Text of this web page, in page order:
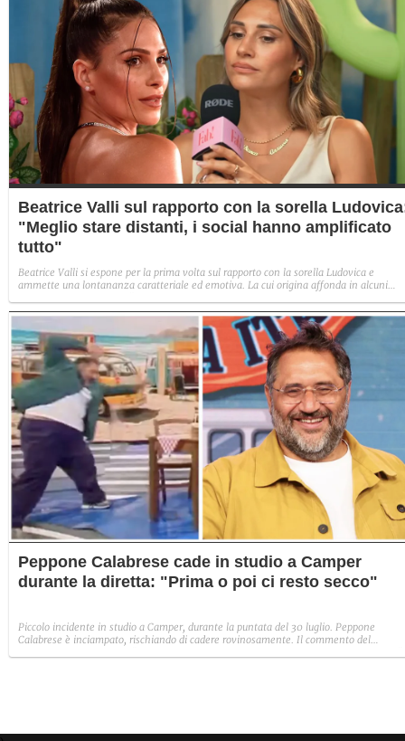
Beatrice Valli sul rapporto con la sorella
"Meglio stare distanti, i social hanno amplificato
tutto"
Beatrice Valli si espone per la prima volta sul rapporto con la sorella Ludovica e
ammette una lontananza caratteriale ed emotiva. La cui origina affonda in alcuni
aiutavamo. Non perché non volesse farlo, ma perché era più piccola e aveva un
Peppone Calabrese cade in studio a Camper
durante la diretta: "Prima o poi ci resto secco"
Piccolo incidente in studio a Camper, durante la puntata del 30 luglio. Peppone
Calabrese è inciampato, rischiando di cadere rovinosamente. Il commento del